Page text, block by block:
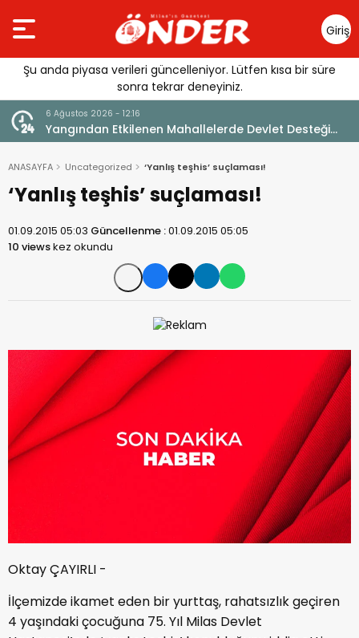
Giriş
Yap
Şu anda piyasa verileri güncelleniyor. Lütfen kısa bir süre
sonra tekrar deneyiniz.
6 Ağustos 2026 - 12:16
Yangından Etkilenen Mahallelerde Devlet Desteği
Mesajı
ANASAYFA Uncategorized ‘Yanlış teşhis’ suçlaması!
‘Yanlış teşhis’ suçlaması!
01.09.2015 05:03 Güncellenme :01.09.2015 05:05
10 viewskez okundu
Oktay ÇAYIRLI -
İlçemizde ikamet eden bir yurttaş, rahatsızlık geçiren
4 yaşındaki çocuğuna 75. Yıl Milas Devlet